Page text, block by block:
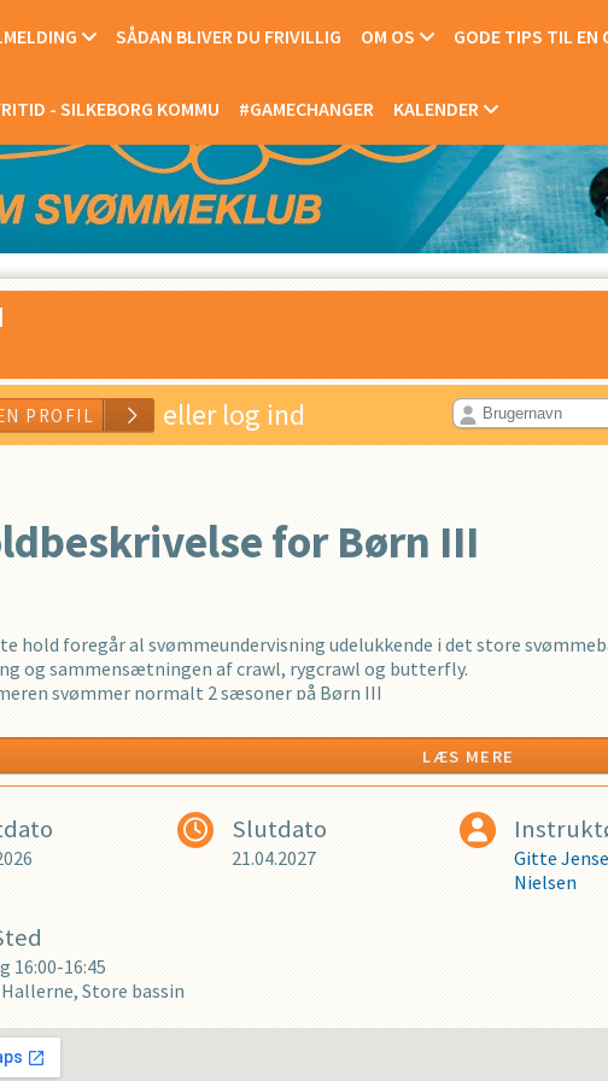
SÅDAN BLIVER DU FRIVILLIG OM OS GODE TIPS TIL EN
- SILKEBORG KOMMU #GAMECHANGER KALENDER
eller log ind
for Børn III
hold foregår al svømmeundervisning udelukkende i det store
og sammensætningen af crawl, rygcrawl og butterfly.
svømmer normalt 2 sæsoner på Børn III
1 instruktør + 1 hjælpeinstruktør
klædes om i de store omklædningsrum
i svømmehallen er altid på eget ansvar
er
henvender sig til børn som kan svømme uden bælte. Vi arbejder med
LÆS MERE
Slutdato
21.04.2027 Gitte
Nielsen
16:00-16:45
Store bassin